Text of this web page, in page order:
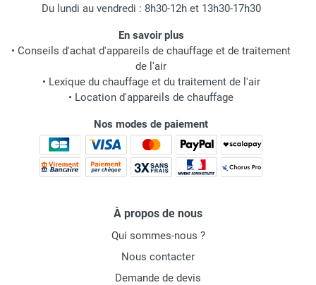
Du lundi au vendredi : 8h30-12h et 13h30-17h30
En savoir plus
• Conseils d'achat d'appareils de chauffage et de traitement
de l'air
• Lexique du chauffage et du traitement de l'air
• Location d'appareils de chauffage
Nos modes de paiement
À propos de nous
Qui sommes-nous ?
Nous contacter
Demande de devis